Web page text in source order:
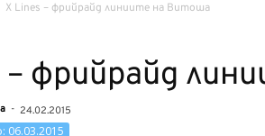
X Lines – фрийрайд линиите на Витоша
– фрийрайд
- 24.02.2015
06.03.2015